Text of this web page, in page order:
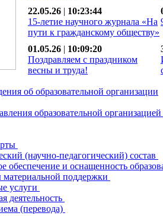
22.05.26 | 10:23:44
15-летие научного журнала «На
пути к гражданскому обществу»
01.05.26 | 10:09:20
Поздравляем с праздником
весны и труда!
об образовательной организации
образовательной организацией
(научно-педагогический) состав
обеспечение и оснащенность
поддержки
услуги
деятельность
(перевода)